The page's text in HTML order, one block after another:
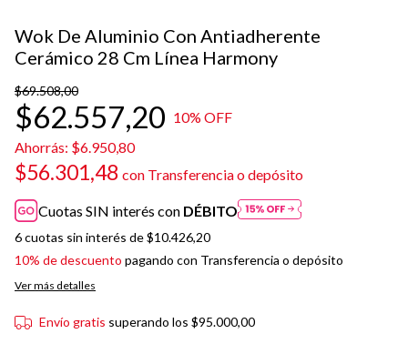
Wok De Aluminio Con Antiadherente
Cerámico 28 Cm Línea Harmony
$69.508,00
$62.557,20 10% OFF
Ahorrás: $6.950,80
$56.301,48 con Transferencia o depósito
Cuotas SIN interés con DÉBITO
6cuotas sin interés de$10.426,20
10% de descuento pagando con Transferencia o depósito
Ver más detalles
Envío gratis superando los $95.000,00